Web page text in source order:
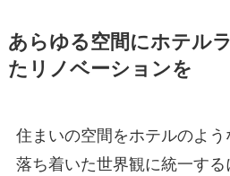
あらゆる空間にホテル
たリノベーションを
住まいの空間をホテルのよ
落ち着いた世界観に統一す